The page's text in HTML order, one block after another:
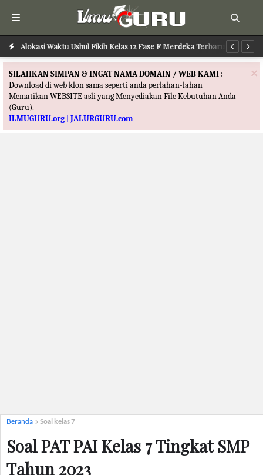
Alokasi Waktu Ushul Fikih Kelas 12 Fase F Merdeka Terbaru
Alokasi Waktu Ilmu Tafsir Kelas 12 Fase F Merdeka Terbaru
×
SILAHKAN SIMPAN & INGAT NAMA DOMAIN / WEB KAMI :
Download di web klon sama seperti anda perlahan-lahan
Mematikan WEBSITE asli yang Menyediakan File Kebutuhan Anda
(Guru).
ILMUGURU.org | JALURGURU.com
Beranda Soal kelas 7
Soal PAT PAI Kelas 7 Tingkat SMP
Tahun 2023